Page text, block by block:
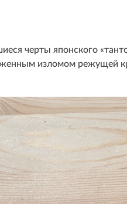
черты японского
изломом режущей